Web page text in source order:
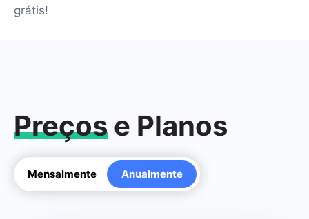
grátis!
Preços e Planos
Mensalmente Anualmente